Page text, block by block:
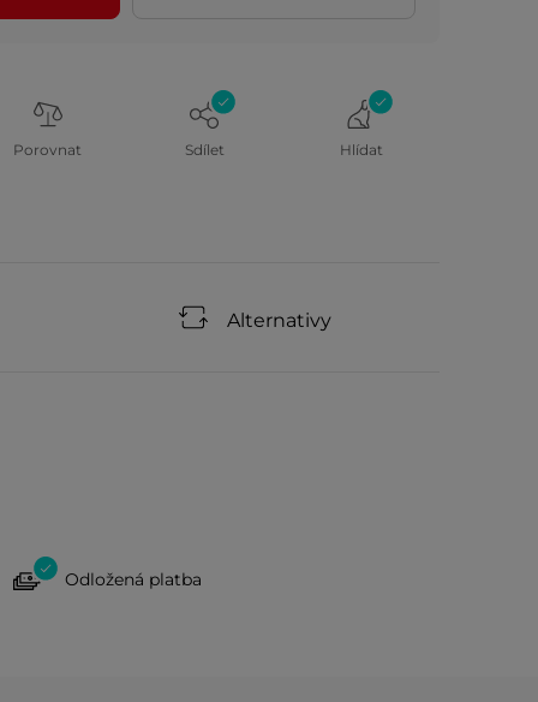
Porovnat Sdílet Hlídat
Alternativy
Odložená platba